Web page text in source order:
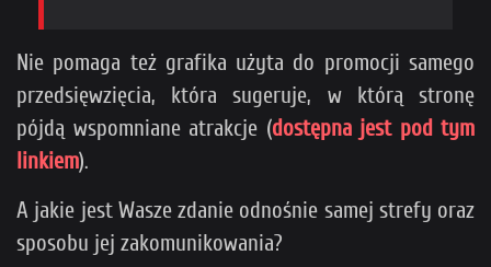
Nie pomaga też grafika użyta do promocji samego
przedsięwzięcia, która sugeruje, w którą stronę
pójdą wspomniane atrakcje (dostępna jest pod tym
linkiem).
A jakie jest Wasze zdanie odnośnie samej strefy oraz
sposobu jej zakomunikowania?